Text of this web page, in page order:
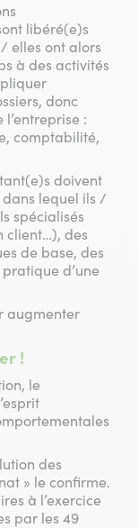
libéré(e)s
elles ont alors
à des activités
donc
:
comptabilité,
doivent
dans lequel ils /
spécialisés
client…), des
de base, des
d’une
augmenter
!
le
des
» le confirme.
à l’exercice
par les 49